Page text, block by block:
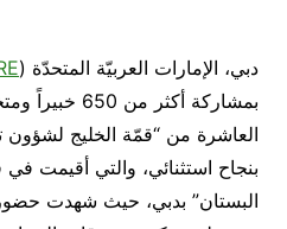
دبي، الإمارات العربيّة المتحدّة (
بمشاركة أكثر
بنجاح استثنائي، والتي أقيمت
البستان” بدبي، حيث شهدت